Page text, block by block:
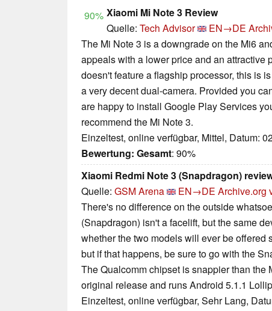
90% Xiaomi Mi Note 3 Review
Quelle: Tech Advisor EN→DE
The Mi Note 3 is a downgrade on the Mi6
appeals with a lower price and an attractive
doesn't feature a flagship processor, this is
a very decent dual-camera. Provided you
are happy to install Google Play Services
recommend the Mi Note 3.
Einzeltest, online verfügbar, Mittel, Datum:
Bewertung: Gesamt: 90%
Xiaomi Redmi Note 3 (Snapdragon)
Quelle: GSM Arena EN→DE Archive.org
There's no difference on the outside
(Snapdragon) isn't a facelift, but the same
whether the two models will ever be offered
but if that happens, be sure to go with the
The Qualcomm chipset is snappier than the
original release and runs Android 5.1.1
Einzeltest, online verfügbar, Sehr Lang,